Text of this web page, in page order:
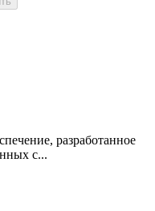
разработанное
с...